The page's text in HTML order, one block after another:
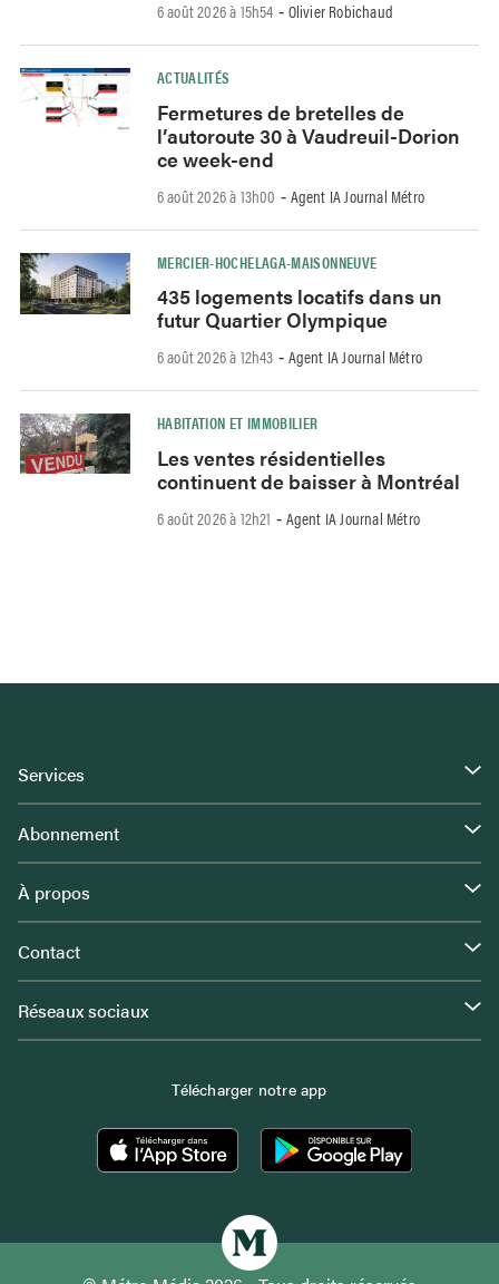
6 août 2026 à 15h54 - Olivier Robichaud
ACTUALITÉS
Fermetures de bretelles de
l’autoroute 30 à Vaudreuil-Dorion
ce week-end
6 août 2026 à 13h00 - Agent IA Journal Métro
MERCIER-HOCHELAGA-MAISONNEUVE
435 logements locatifs dans un
futur Quartier Olympique
6 août 2026 à 12h43 - Agent IA Journal Métro
HABITATION ET IMMOBILIER
Les ventes résidentielles
continuent de baisser à Montréal
6 août 2026 à 12h21 - Agent IA Journal Métro
Services
Abonnement
À propos
Contact
Réseaux sociaux
Télécharger notre app